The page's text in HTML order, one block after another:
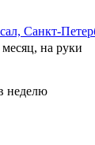
Санкт-
месяц, на руки
неделю